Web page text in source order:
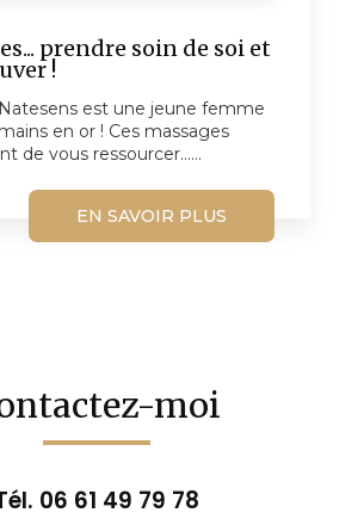
prendre soin de soi et
!
est une jeune femme
en or ! Ces massages
de vous ressourcer......
EN SAVOIR PLUS
moi
06 61 49 79 78